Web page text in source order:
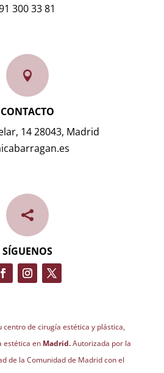
300 33 81

CONTACTO
14 28043, Madrid

SÍGUENOS
centro de cirugía estética y plástica,
estética en Madrid.Autorizada por la
de la Comunidad de Madrid con el